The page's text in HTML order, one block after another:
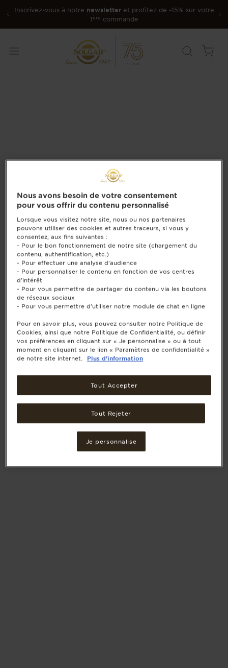
Inscrivez-vous à notre newsletteret profitez de -15% sur votre
1ère commande
Nous avons besoin de votre consentement
pour vous offrir du contenu personnalisé
Lorsque vous visitez notre site, nous ou nos partenaires
pouvons utiliser des cookies et autres traceurs, si vous y
consentez, aux fins suivantes :
- Pour le bon fonctionnement de notre site (chargement du
contenu, authentification, etc.)
- Pour effectuer une analyse d'audience
- Pour personnaliser le contenu en fonction de vos centres
d'intérêt
- Pour vous permettre de partager du contenu via les boutons
de réseaux sociaux
- Pour vous permettre d'utiliser notre module de chat en ligne
Pour en savoir plus, vous pouvez consulter notre Politique de
Cookies, ainsi que notre Politique de Confidentialité, ou définir
vos préférences en cliquant sur « Je personnalise » ou à tout
moment en cliquant sur le lien « Paramètres de confidentialité »
de notre site internet.
Plus d'information
Tout Rejeter
Tout Accepter
Je personnalise